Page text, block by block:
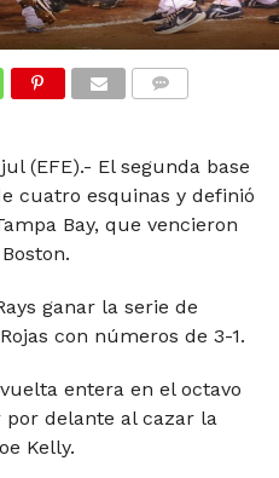
(EFE).- El segunda base
cuatro esquinas y definió
Bay, que vencieron
ganar la serie de
con números de 3-1.
entera en el octavo
delante al cazar la
Kelly.